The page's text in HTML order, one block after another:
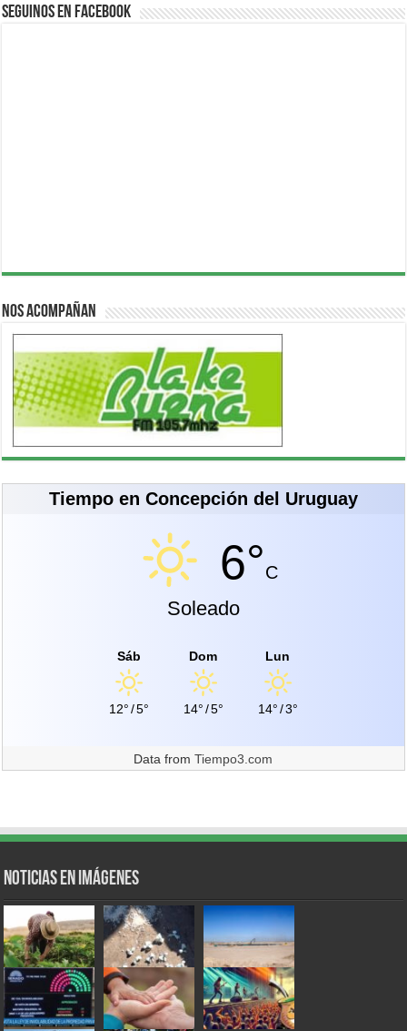
Seguinos en Facebook
Nos acompañan
Tiempo en Concepción del Uruguay
6°C
Soleado
Sáb
12°/5°
Dom
14°/5°
Lun
14°/3°
Data fromTiempo3.com
Noticias en Imágenes